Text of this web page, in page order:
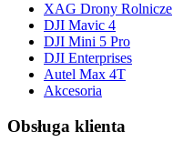
XAG Drony Rolnicze
DJI Mavic 4
DJI Mini 5 Pro
DJI Enterprises
Autel Max 4T
Akcesoria
Obsługa klienta